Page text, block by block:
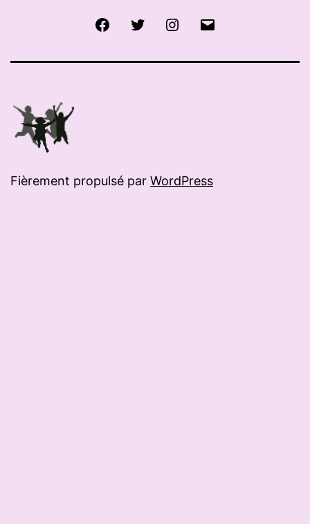
FacebookTwitter Instagram
Fièrement propulsé par WordPress